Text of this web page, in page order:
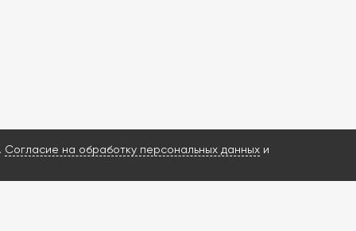
Согласие на обработку персональных данных и